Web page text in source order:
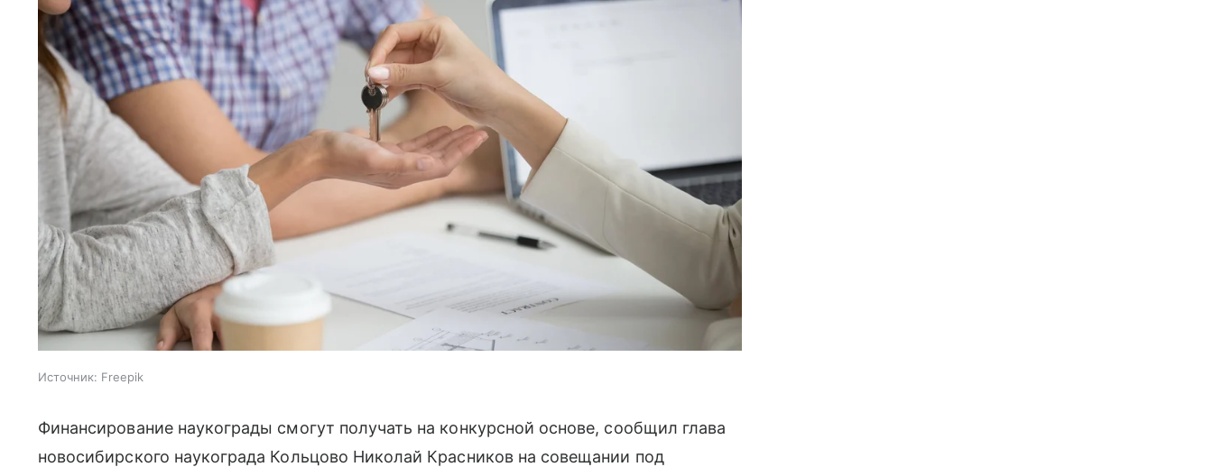
Источник: Freepik
Финансирование наукограды смогут получать на конкурсной основе, сообщил глава
новосибирского наукограда Кольцово Николай Красников на совещании под